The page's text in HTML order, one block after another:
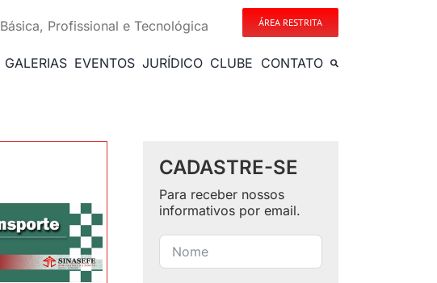
Profissional e Tecnológica ÁREA RESTRITA
GALERIAS EVENTOS JURÍDICO CLUBE CONTATO
CADASTRE-SE
Para receber nossos
informativos por email.